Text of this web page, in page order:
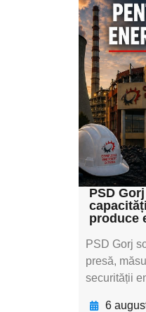
PSD
produce
PSD Gorj
presă,
securității
6